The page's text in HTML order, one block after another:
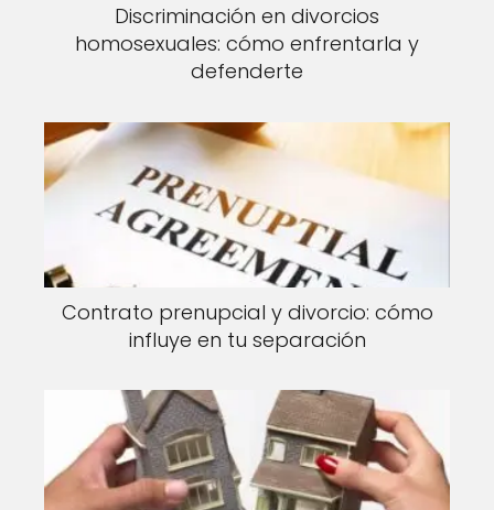
Discriminación en divorcios
homosexuales: cómo enfrentarla y
defenderte
Contrato prenupcial y divorcio: cómo
influye en tu separación